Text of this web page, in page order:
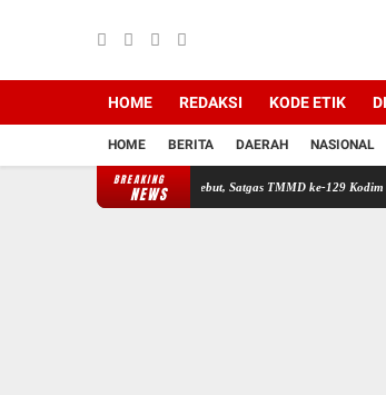
HOME REDAKSI KODE ETIK
HOME BERITA DAERAH NASIONAL
BREAKING
NEWS
Tanah Sasaran 5 Dikebut, Satgas TMMD ke-129 Kodim 0509/